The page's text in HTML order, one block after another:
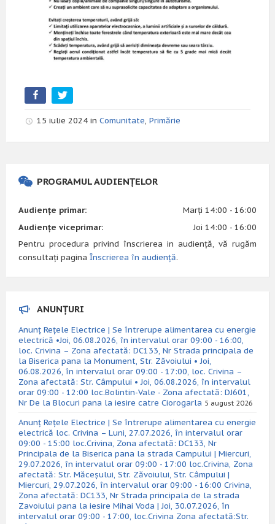
15 iulie 2024 in Comunitate, Primărie
PROGRAMUL AUDIENȚELOR
Audiențe primar:
Marți 14:00 - 16:00
Audiențe viceprimar:
Joi 14:00 - 16:00
Pentru procedura privind înscrierea in audiență, vă rugăm
consultați pagina Înscrierea în audiență.
ANUNȚURI
Anunț Rețele Electrice | Se întrerupe alimentarea cu energie
electrică •Joi, 06.08.2026, în intervalul orar 09:00 - 16:00,
loc. Crivina – Zona afectată: DC133, Nr Strada principala de
la Biserica pana la Monument, Str. Zăvoiului • Joi,
06.08.2026, în intervalul orar 09:00 - 17:00, loc. Crivina –
Zona afectată: Str. Câmpului • Joi, 06.08.2026, în intervalul
orar 09:00 - 12:00 loc.Bolintin-Vale - Zona afectată: DJ601,
Nr De la Blocuri pana la iesire catre Ciorogarla 5 august 2026
Anunț Rețele Electrice | Se întrerupe alimentarea cu energie
electrică loc. Crivina – Luni, 27.07.2026, în intervalul orar
09:00 - 15:00 loc.Crivina, Zona afectată: DC133, Nr
Principala de la Biserica pana la strada Campului | Miercuri,
29.07.2026, în intervalul orar 09:00 - 17:00 loc.Crivina, Zona
afectată: Str. Măceșului, Str. Zăvoiului, Str. Câmpului |
Miercuri, 29.07.2026, în intervalul orar 09:00 - 16:00 Crivina,
Zona afectată: DC133, Nr Strada principala de la strada
Zavoiului pana la iesire Mihai Voda | Joi, 30.07.2026, în
intervalul orar 09:00 - 17:00, loc.Crivina Zona afectată:Str.